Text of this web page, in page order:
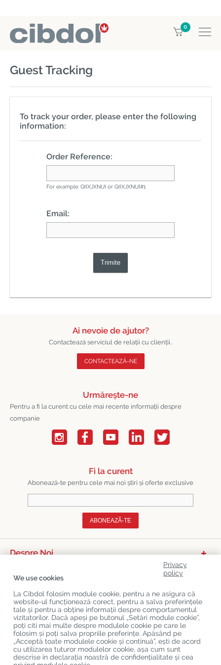
0
Home Guest Tracking
Guest Tracking
To track your order, please enter the following
information:
Order Reference:
For example: QIIXJXNUI or QIIXJXNUI#1
Email:
Trimite
Ai nevoie de ajutor?
Contactează serviciul de relații cu clienții..
CONTACTEAZĂ-NE
Urmărește-ne
Pentru a fi la curent cu cele mai recente informații despre
companie
Fi la curent
Abonează-te pentru cele mai noi știri și oferte exclusive
ABONEAZĂ-TE
Despre Noi
Ultimele Postări Pe Blog
Privacy
policy
We use cookies
La Cibdol folosim module cookie, pentru a ne asigura că
website-ul funcționează corect, pentru a salva preferințele
tale și pentru a obține informații despre comportamentul
vizitatorilor. Dacă apeși pe butonul „Setări module cookie”,
poți citi mai multe despre modulele cookie pe care le
folosim și poți salva propriile preferințe. Apăsând pe
„Acceptă toate modulele cookie și continuă”, ești de acord
cu utilizarea tuturor modulelor cookie, așa cum sunt
descrise în declarația noastră de confidențialitate și cea
Copyright©CibdolLast updated 06-08-2026
Cibdol bv, Handelsweg 1a, 5492NL Sint-Oedenrode, the Netherlands
KvK: 76495035 VAT: NL860644923B01